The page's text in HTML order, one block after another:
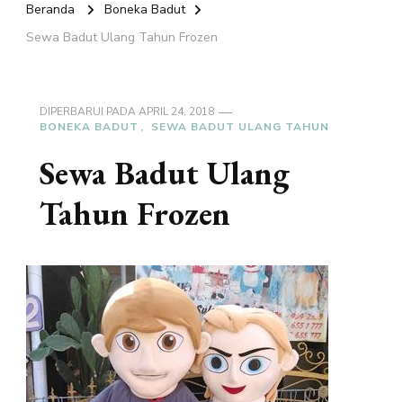
Beranda
Boneka Badut
Sewa Badut Ulang Tahun Frozen
DIPERBARUI PADAAPRIL 24, 2018
BONEKA BADUT
SEWA BADUT ULANG TAHUN
Sewa Badut Ulang
Tahun Frozen